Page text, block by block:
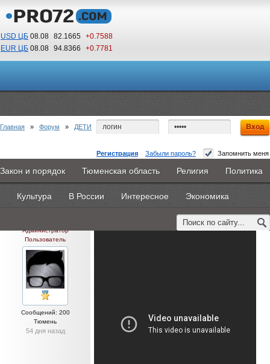
USD ЦБ 08.08 82.1665 +0.7588
EUR ЦБ 08.08 94.8366 +0.7781
18 11
По Гринвичу (GMT +5)
Регистрация Забыли пароль? Запомнить меня
Главная Новости Объявления КНИГИ ВестиNet
Каталоги 9PS Прочее
Закон и порядок Тюменская область Религия Политика
Культура В России Интересное Экономика
Главная » Форум » ДЕТИ
МАМЫ
МАМЫ
- 30 октября 2014, четверг
Администратор
Пользователь
Сообщений: 200
Тюмень
54 дня назад
0